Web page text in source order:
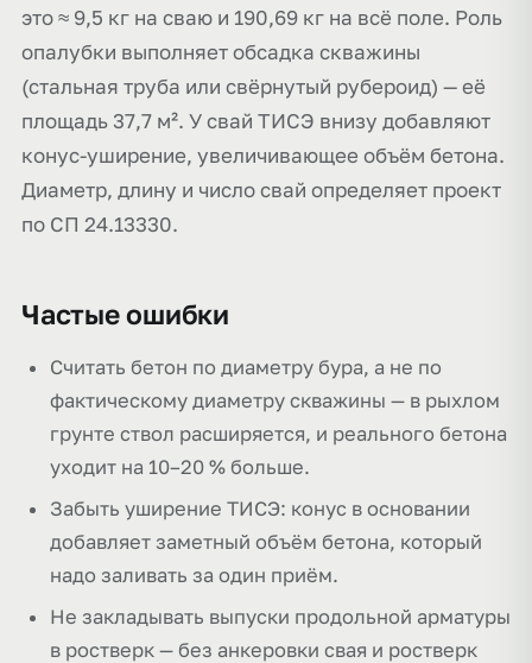
это ≈ 9,5 кг на сваю и 190,69 кг на всё поле. Роль
опалубки выполняет обсадка скважины
(стальная труба или свёрнутый рубероид) — её
площадь 37,7 м². У свай ТИСЭ внизу добавляют
конус-уширение, увеличивающее объём бетона.
Диаметр, длину и число свай определяет проект
по СП 24.13330.
Частые ошибки
Считать бетон по диаметру бура, а не по
фактическому диаметру скважины — в рыхлом
грунте ствол расширяется, и реального бетона
уходит на 10–20 % больше.
Забыть уширение ТИСЭ: конус в основании
добавляет заметный объём бетона, который
надо заливать за один приём.
Не закладывать выпуски продольной арматуры
в ростверк — без анкеровки свая и ростверк